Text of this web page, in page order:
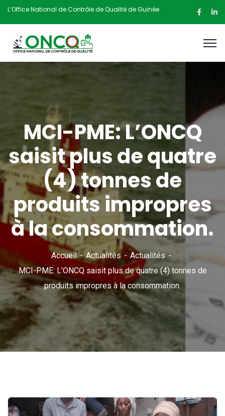
L’Office National de Contrôle de Qualité de Guinée
MCI-PME: L’ONCQ
saisit plus de quatre
(4) tonnes de
produits impropres
à la consommation.
Accueil Actualités
Actualités
MCI-PME: L’ONCQ saisit plus de quatre (4) tonnes de
produits impropres à la consommation.